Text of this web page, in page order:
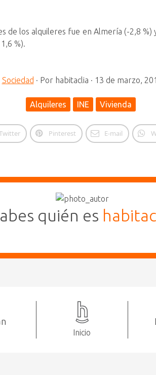
de los alquileres fue en Almería (-2,8
%).
Sociedad · Por habitaclia · 13 de marzo,
Alquileres INE Vivienda
Pinterest E-mail
quién es
Inicio